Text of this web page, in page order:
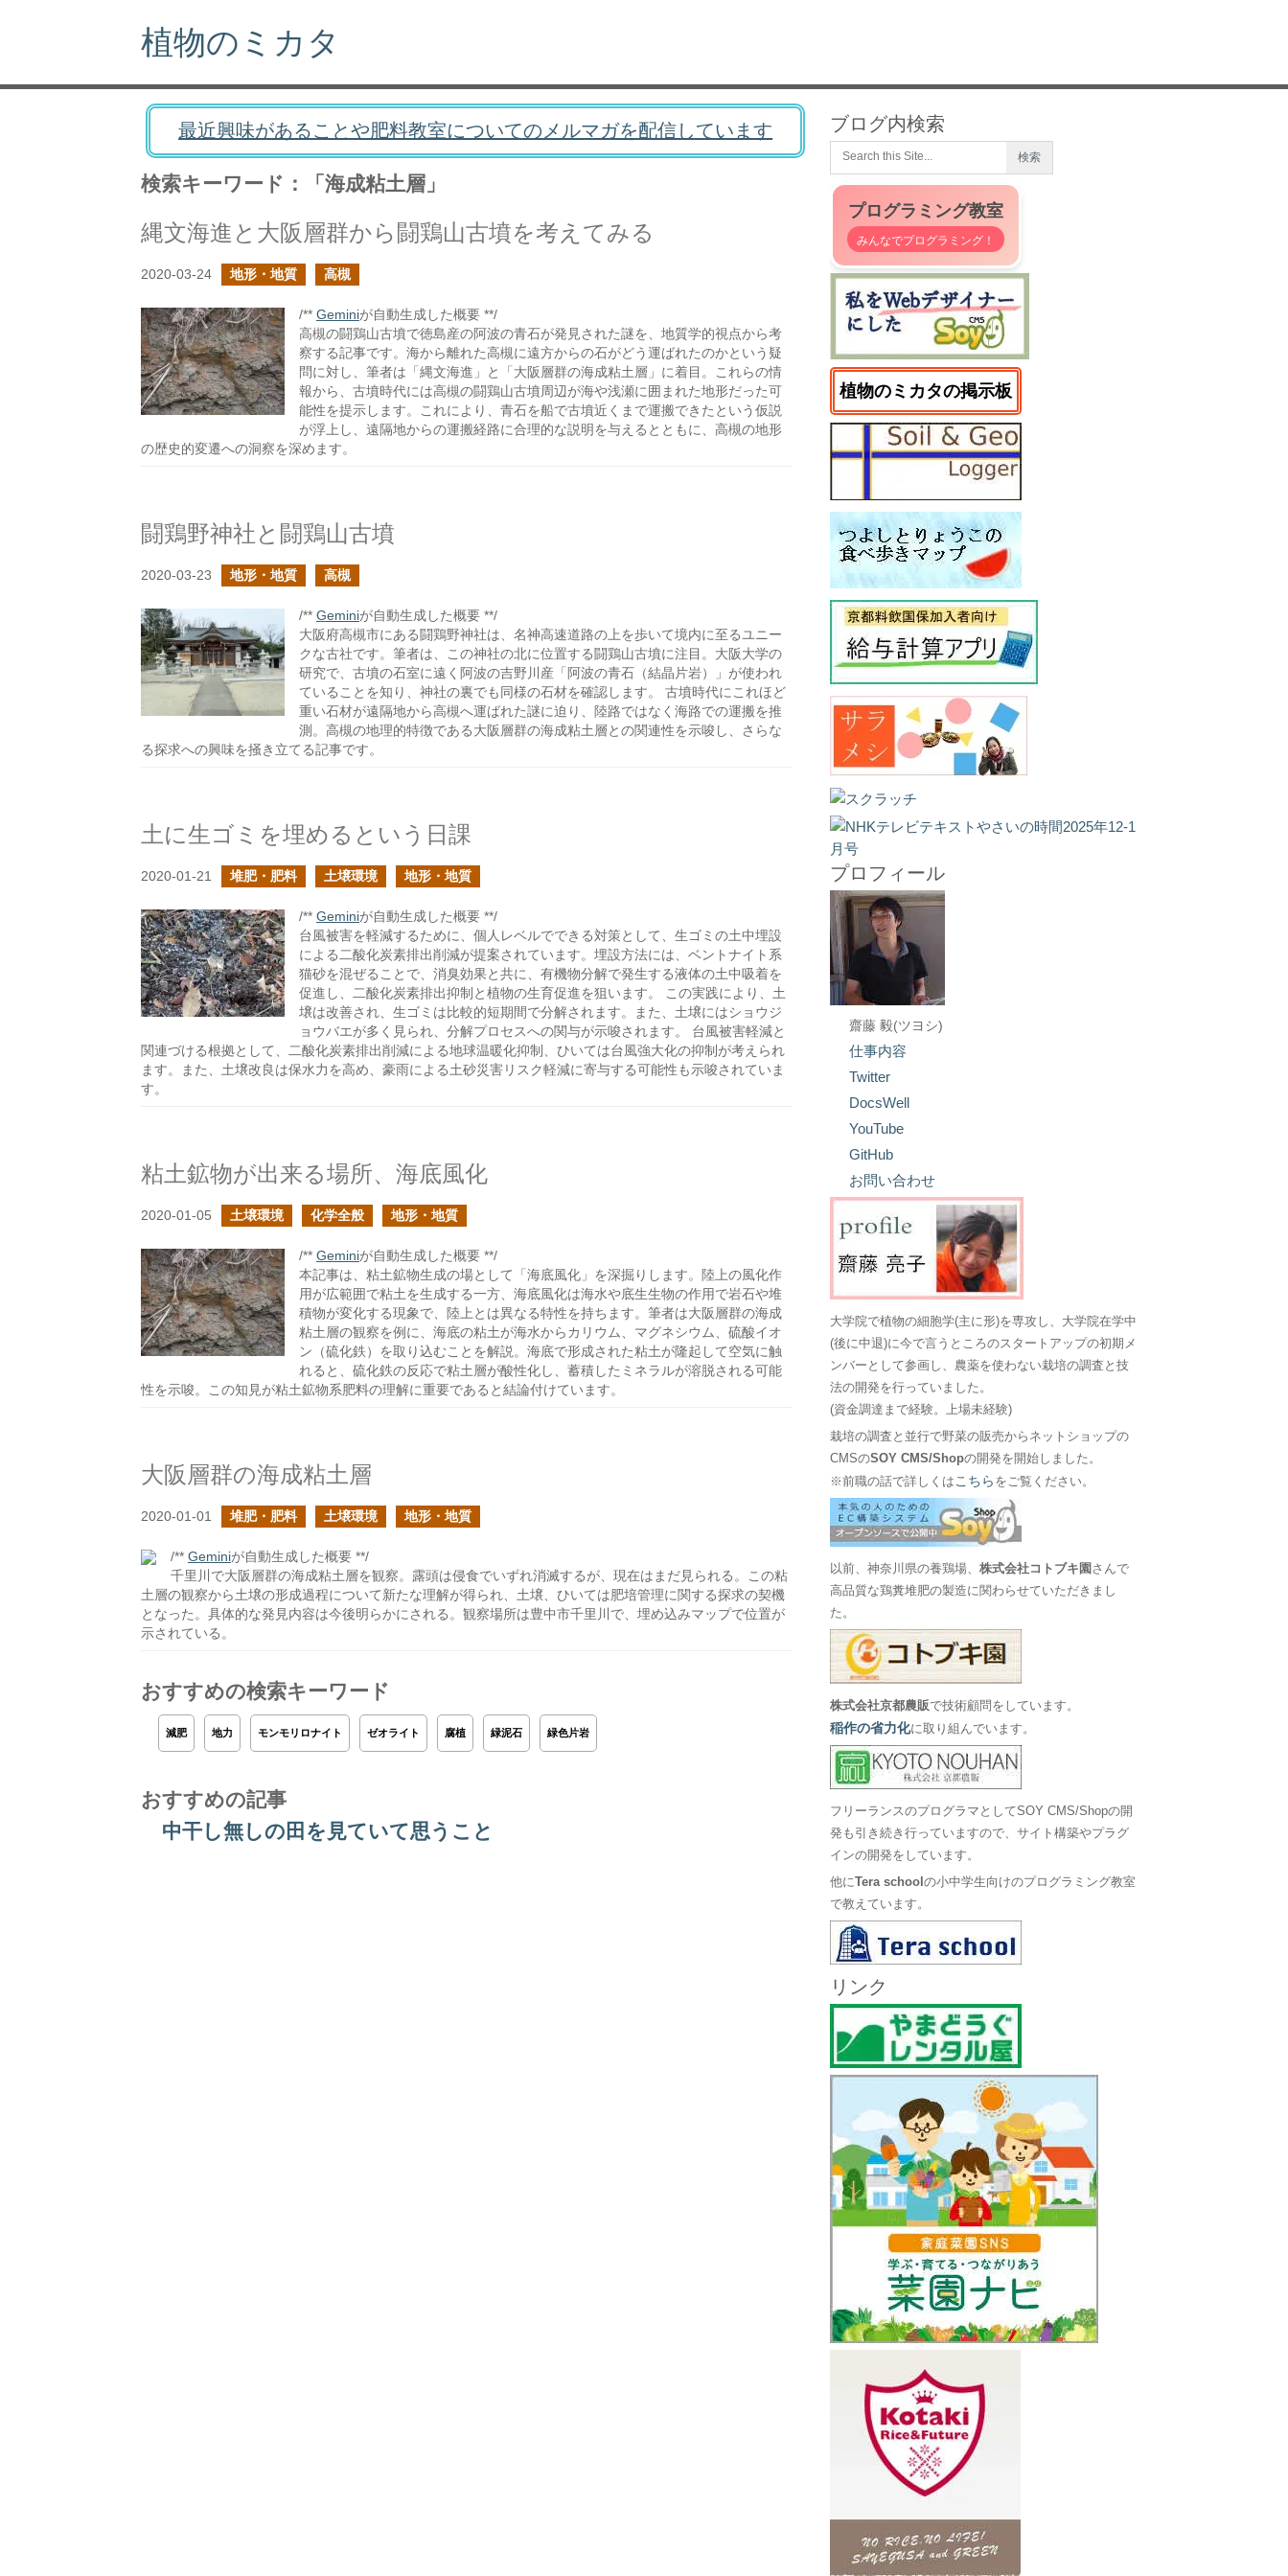
植物のミカタ
最近興味があることや肥料教室についてのメルマガを配信しています
検索キーワード：「海成粘土層」
縄文海進と大阪層群から闘鶏山古墳を考えてみる
2020-03-24 地形・地質 高槻
/** Geminiが自動生成した概要 **/
高槻の闘鶏山古墳で徳島産の阿波の青石が発見された謎を、地質学的視点から考
察する記事です。海から離れた高槻に遠方からの石がどう運ばれたのかという疑
問に対し、筆者は「縄文海進」と「大阪層群の海成粘土層」に着目。これらの情
報から、古墳時代には高槻の闘鶏山古墳周辺が海や浅瀬に囲まれた地形だった可
能性を提示します。これにより、青石を船で古墳近くまで運搬できたという仮説
が浮上し、遠隔地からの運搬経路に合理的な説明を与えるとともに、高槻の地形
の歴史的変遷への洞察を深めます。
闘鶏野神社と闘鶏山古墳
2020-03-23 地形・地質 高槻
/** Geminiが自動生成した概要 **/
大阪府高槻市にある闘鶏野神社は、名神高速道路の上を歩いて境内に至るユニー
クな古社です。筆者は、この神社の北に位置する闘鶏山古墳に注目。大阪大学の
研究で、古墳の石室に遠く阿波の吉野川産「阿波の青石（結晶片岩）」が使われ
ていることを知り、神社の裏でも同様の石材を確認します。 古墳時代にこれほど
重い石材が遠隔地から高槻へ運ばれた謎に迫り、陸路ではなく海路での運搬を推
測。高槻の地理的特徴である大阪層群の海成粘土層との関連性を示唆し、さらな
る探求への興味を掻き立てる記事です。
土に生ゴミを埋めるという日課
2020-01-21 堆肥・肥料 土壌環境 地形・地質
/** Geminiが自動生成した概要 **/
台風被害を軽減するために、個人レベルでできる対策として、生ゴミの土中埋設
による二酸化炭素排出削減が提案されています。埋設方法には、ベントナイト系
猫砂を混ぜることで、消臭効果と共に、有機物分解で発生する液体の土中吸着を
促進し、二酸化炭素排出抑制と植物の生育促進を狙います。 この実践により、土
壌は改善され、生ゴミは比較的短期間で分解されます。また、土壌にはショウジ
ョウバエが多く見られ、分解プロセスへの関与が示唆されます。 台風被害軽減と
関連づける根拠として、二酸化炭素排出削減による地球温暖化抑制、ひいては台風強大化の抑制が考えられ
ます。また、土壌改良は保水力を高め、豪雨による土砂災害リスク軽減に寄与する可能性も示唆されていま
す。
粘土鉱物が出来る場所、海底風化
2020-01-05 土壌環境 化学全般 地形・地質
/** Geminiが自動生成した概要 **/
本記事は、粘土鉱物生成の場として「海底風化」を深掘りします。陸上の風化作
用が広範囲で粘土を生成する一方、海底風化は海水や底生生物の作用で岩石や堆
積物が変化する現象で、陸上とは異なる特性を持ちます。筆者は大阪層群の海成
粘土層の観察を例に、海底の粘土が海水からカリウム、マグネシウム、硫酸イオ
ン（硫化鉄）を取り込むことを解説。海底で形成された粘土が隆起して空気に触
れると、硫化鉄の反応で粘土層が酸性化し、蓄積したミネラルが溶脱される可能
性を示唆。この知見が粘土鉱物系肥料の理解に重要であると結論付けています。
大阪層群の海成粘土層
2020-01-01 堆肥・肥料 土壌環境 地形・地質
/** Geminiが自動生成した概要 **/
千里川で大阪層群の海成粘土層を観察。露頭は侵食でいずれ消滅するが、現在はまだ見られる。この粘
土層の観察から土壌の形成過程について新たな理解が得られ、土壌、ひいては肥培管理に関する探求の契機
となった。具体的な発見内容は今後明らかにされる。観察場所は豊中市千里川で、埋め込みマップで位置が
示されている。
おすすめの検索キーワード
減肥 地力 モンモリロナイト ゼオライト 腐植 緑泥石 緑色片岩
おすすめの記事
中干し無しの田を見ていて思うこと
ブログ内検索
プログラミング教室
みんなでプログラミング！
植物のミカタの掲示板
プロフィール
齋藤 毅(ツヨシ)
仕事内容
Twitter
DocsWell
YouTube
GitHub
お問い合わせ
大学院で植物の細胞学(主に形)を専攻し、大学院在学中
(後に中退)に今で言うところのスタートアップの初期メ
ンバーとして参画し、農薬を使わない栽培の調査と技
法の開発を行っていました。
(資金調達まで経験。上場未経験)
栽培の調査と並行で野菜の販売からネットショップの
CMSのSOY CMS/Shopの開発を開始しました。
※前職の話で詳しくは こちら をご覧ください。
以前、神奈川県の養鶏場、株式会社コトブキ園 さんで
高品質な鶏糞堆肥の製造に関わらせていただきまし
た。
株式会社京都農販で技術顧問をしています。
稲作の省力化に取り組んでいます。
フリーランスのプログラマとしてSOY CMS/Shopの開
発も引き続き行っていますので、サイト構築やプラグ
インの開発をしています。
他にTera schoolの小中学生向けのプログラミング教室
で教えています。
リンク